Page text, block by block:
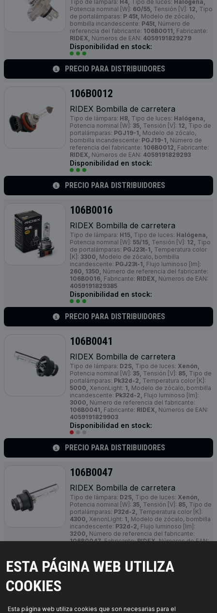
ESTA PÁGINA WEB UTILIZA
COOKIES
Esta página web utiliza cookies que son necesarias para el
Tipo de lámpara: H4, Tipo de luces: Halógena,
Potencia nominal [W]: 60/55, Tensión [V]: 12, Tipo
de portalámparas: P 45t, Modelo de zócalo,
bombilla incandescente: P45t, Número de
referencia del fabricante: 106B0011, Fabricante:
RIDEX, Números de EAN: 4059191829279
Disponibilidad en stock:
PRECIO PARA DISTRIBUIDORES
106B0012
RIDEX Bombilla de carretera
Tipo de lámpara: H8, Tipo de luces: Halógena,
Potencia nominal [W]: 35, Tensión [V]: 12, Tipo de
portalámparas: PGJ19-1, Modelo de zócalo,
bombilla incandescente: PGJ19-1, Número de
referencia del fabricante: 106B0012, Fabricante:
RIDEX, Números de EAN: 4059191829293
Disponibilidad en stock:
PRECIO PARA DISTRIBUIDORES
106B0016
RIDEX Bombilla de carretera
Tipo de lámpara: H15, Tipo de luces: Halógena,
Potencia nominal [W]: 55/15, Tensión [V]: 12, Tipo
de portalámparas: PGJ23t-1, Temperatura color
[K]: 3300, Modelo de zócalo, bombilla
incandescente: PGJ23t-1, Flujo luminoso [lm]:
260, 1350, Número de referencia del fabricante:
106B0016, Fabricante: RIDEX, Números de EAN:
4059191829385
Disponibilidad en stock:
PRECIO PARA DISTRIBUIDORES
106B0041
RIDEX Bombilla de carretera
Tipo de lámpara: D2S, Tipo de luces: Xenón,
Potencia nominal [W]: 35, Tensión [V]: 85, Tipo de
portalámparas: Pk32d-2, Temperatura color [K]:
5000, XenonLight: 1, Modelo de zócalo, bombilla
incandescente: Pk32d-2, Flujo luminoso [lm]:
3000, Número de referencia del fabricante:
106B0041, Fabricante: RIDEX, Números de EAN:
4059191829903
Disponibilidad en stock:
PRECIO PARA DISTRIBUIDORES
106B0047
RIDEX Bombilla de carretera
Tipo de lámpara: D2S, Tipo de luces: Xenón,
Potencia nominal [W]: 35, Tensión [V]: 85, Tipo de
portalámparas: P32d-2, Temperatura color [K]:
4300, XenonLight: 1, Modelo de zócalo, bombilla
incandescente: P32d-2, Flujo luminoso [lm]:
3200, Número de referencia del fabricante:
106B0047,Fabricante:RIDEX,Números de EAN:
106B0065